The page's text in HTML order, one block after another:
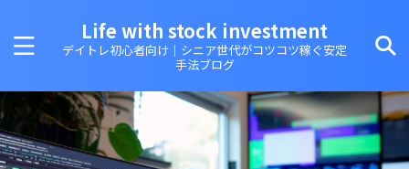
Life with stock investment
デイトレ初心者向け｜シニア世代がコツコツ稼ぐ安定
手法ブログ